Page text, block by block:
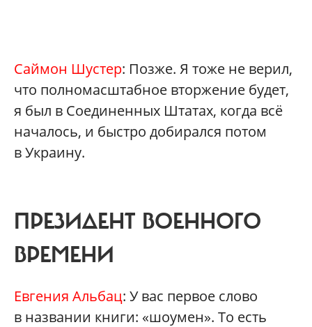
Саймон Шустер: Позже. Я тоже не верил,
что полномасштабное вторжение будет,
я был в Соединенных Штатах, когда всё
началось, и быстро добирался потом
в Украину.
ПРЕЗИДЕНТ ВОЕННОГО
ВРЕМЕНИ
Евгения Альбац: У вас первое слово
в названии книги: «шоумен». То есть